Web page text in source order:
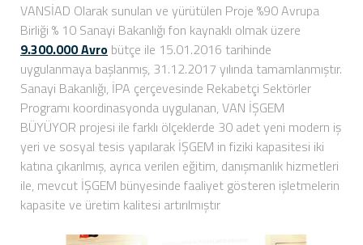
VANSİAD Olarak sunulan ve yürütülen Proje %90 Avrupa
Birliği % 10 Sanayi Bakanlığı fon kaynaklı olmak üzere
9.300.000 Avro bütçe ile 15.01.2016 tarihinde
uygulanmaya başlanmış, 31.12.2017 yılında tamamlanmıştır.
Sanayi Bakanlığı, İPA çerçevesinde Rekabetçi Sektörler
Programı koordinasyonda uygulanan, VAN İŞGEM
BÜYÜYOR projesi ile farklı ölçeklerde 30 adet yeni modern iş
yeri ve sosyal tesis yapılarak İŞGEM in fiziki kapasitesi iki
katına çıkarılmış, ayrıca verilen eğitim, danışmanlık hizmetleri
ile, mevcut İŞGEM bünyesinde faaliyet gösteren işletmelerin
kapasite ve üretim kalitesi artırılmıştır